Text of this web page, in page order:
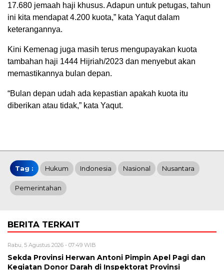
17.680 jemaah haji khusus. Adapun untuk petugas, tahun
ini kita mendapat 4.200 kuota,” kata Yaqut dalam
keterangannya.
Kini Kemenag juga masih terus mengupayakan kuota
tambahan haji 1444 Hijriah/2023 dan menyebut akan
memastikannya bulan depan.
“Bulan depan udah ada kepastian apakah kuota itu
diberikan atau tidak,” kata Yaqut.
Tag : Hukum Indonesia Nasional Nusantara
Pemerintahan
BERITA TERKAIT
Rabu, 5 Agustus 2026 - 07:49 WIB
Sekda Provinsi Herwan Antoni Pimpin Apel Pagi dan
Kegiatan Donor Darah di Inspektorat Provinsi